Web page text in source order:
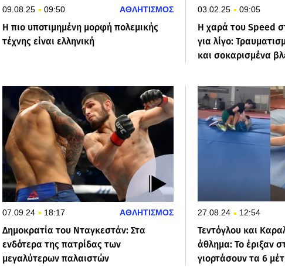
09.08.25 09:50 ΑΘΛΗΤΙΣΜΟΣ
Η πιο υποτιμημένη μορφή πολεμικής
τέχνης είναι ελληνική
03.02.25 09:05
Η χαρά του Speed
για λίγο:
και σοκαρισμένα
07.09.24 18:17 ΑΘΛΗΤΙΣΜΟΣ
Δημοκρατία του Νταγκεστάν: Στα
ενδότερα της πατρίδας των
μεγαλύτερων παλαιστών
27.08.24 12:54
Τεντόγλου και
άθλημα: Το έριξαν
γιορτάσουν τα 6